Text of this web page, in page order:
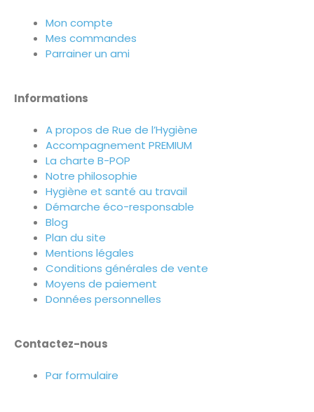
Mon compte
Mes commandes
Parrainer un ami
Informations
A propos de Rue de l’Hygiène
Accompagnement PREMIUM
La charte B-POP
Notre philosophie
Hygiène et santé au travail
Démarche éco-responsable
Blog
Plan du site
Mentions légales
Conditions générales de vente
Moyens de paiement
Données personnelles
Contactez-nous
Par formulaire